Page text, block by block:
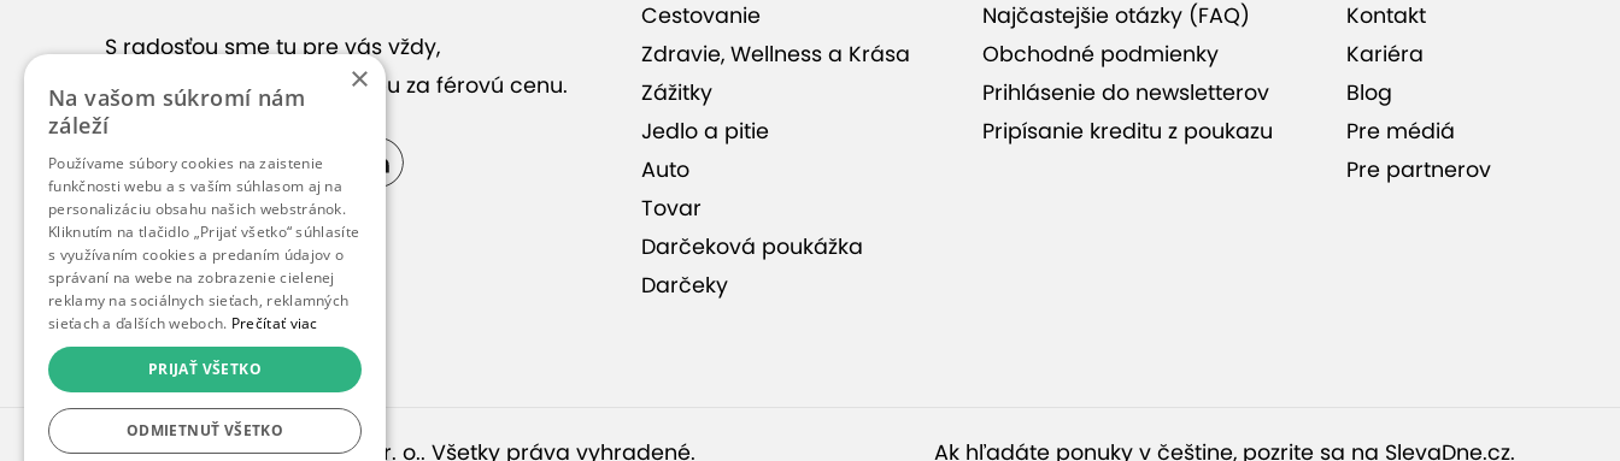
S radosťou sme tu pre vás vždy,
keď hľadáte správnu službu za férovú cenu.
Cestovanie
Zdravie, Wellness a Krása
Zážitky
Jedlo a pitie
Auto
Tovar
Darčeková poukážka
Darčeky
Najčastejšie otázky (FAQ)
Obchodné podmienky
Prihlásenie do newsletterov
Pripísanie kreditu z poukazu
Kontakt
Kariéra
Blog
Pre médiá
Pre partnerov
© 2010 – 2026inspirago s. r. o.. Všetky práva vyhradené. Ak hľadáte ponuky v češtine, pozrite sa na SlevaDne.cz.
×
Na vašom súkromí nám
záleží
Používame súbory cookies na zaistenie
funkčnosti webu a s vaším súhlasom aj na
personalizáciu obsahu našich webstránok.
Kliknutím na tlačidlo „Prijať všetko“ súhlasíte
s využívaním cookies a predaním údajov o
správaní na webe na zobrazenie cielenej
reklamy na sociálnych sieťach, reklamných
sieťach a ďalších weboch. Prečítať viac
PRIJAŤ VŠETKO
ODMIETNUŤ VŠETKO